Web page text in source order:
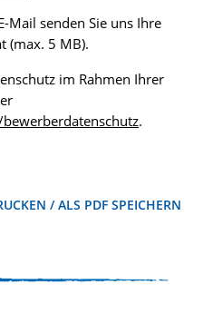
Mail senden Sie uns Ihre
(max. 5 MB).
im Rahmen Ihrer
.
/ ALS PDF SPEICHERN